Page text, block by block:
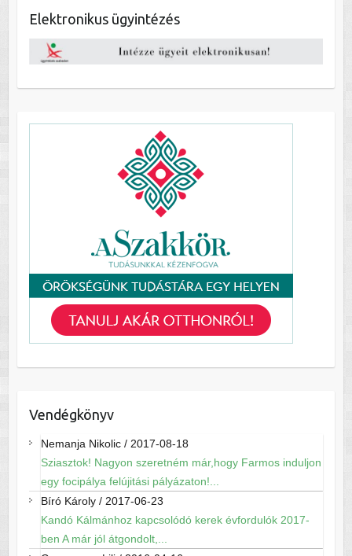
Elektronikus ügyintézés
Vendégkönyv
Nemanja Nikolic/ 2017-08-18
Sziasztok! Nagyon szeretném már,hogy Farmos induljon
egy focipálya felújitási pályázaton!...
Bíró Károly/ 2017-06-23
Kandó Kálmánhoz kapcsolódó kerek évfordulók 2017-
ben A már jól átgondolt,...